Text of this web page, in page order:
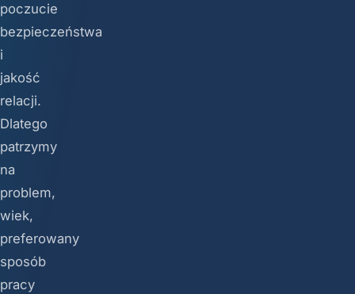
poczucie
bezpieczeństwa
i
jakość
relacji.
Dlatego
patrzymy
na
problem,
wiek,
preferowany
sposób
pracy